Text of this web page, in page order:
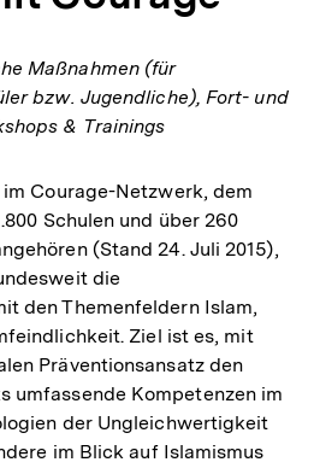
Maßnahmen (für
bzw. Jugendliche), Fort- und
& Trainings
Courage-Netzwerk, dem
Schulen und über 260
(Stand 24. Juli 2015),
die
den Themenfeldern Islam,
Ziel ist es, mit
Präventionsansatz den
umfassende Kompetenzen im
der Ungleichwertigkeit
im Blick auf Islamismus